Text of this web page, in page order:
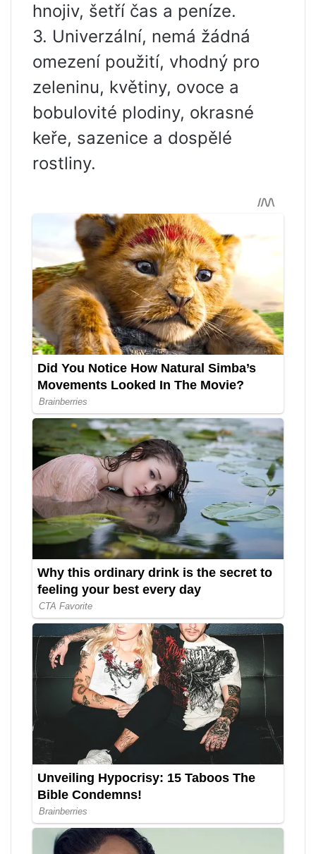
hnojiv, šetří čas a peníze.
3. Univerzální, nemá žádná
omezení použití, vhodný pro
zeleninu, květiny, ovoce a
bobulovité plodiny, okrasné
keře, sazenice a dospělé
rostliny.